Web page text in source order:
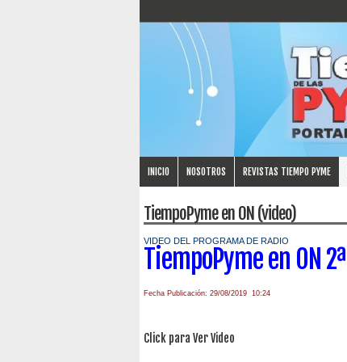
INICIO NOSOTROS REVISTAS TIEMPO PYME
TiempoPyme en ON (video)
VIDEO DEL PROGRAMA DE RADIO
TiempoPyme en ON
Fecha Publicación: 29/08/2019 10:24
Click para Ver Video